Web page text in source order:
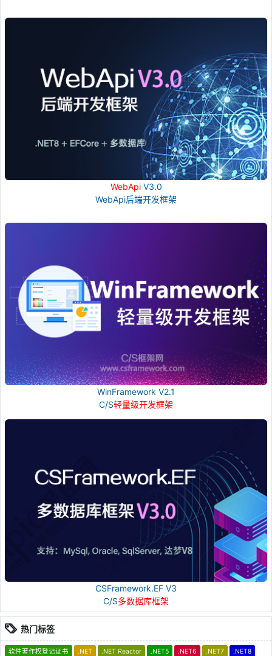
WebApiV3.0
WebApi后端开发框架
WinFramework V2.1
C/S轻量级开发框架
CSFramework.EF V3
C/S多数据库框架
热门标签
软件著作权登记证书 .NET .NET Reactor .NET5 .NET6 .NET7 .NET8